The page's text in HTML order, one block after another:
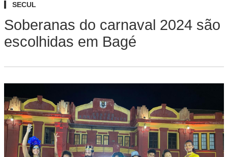
SECUL
Soberanas do carnaval 2024 são
escolhidas em Bagé